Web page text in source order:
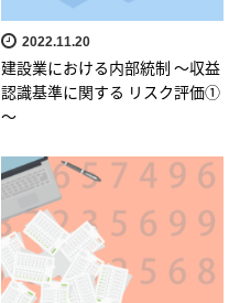
2022.11.20
建設業における内部統制 ～収益
認識基準に関する リスク評価①
～